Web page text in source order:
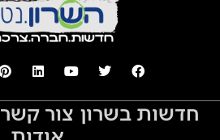
חדשות בשרון צור קשר
אודות